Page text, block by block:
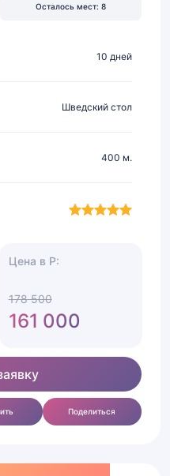
Осталось мест: 8
10 дней
Шведский стол
400 м.
Цена в Р:
178 500
161 000
Поделиться